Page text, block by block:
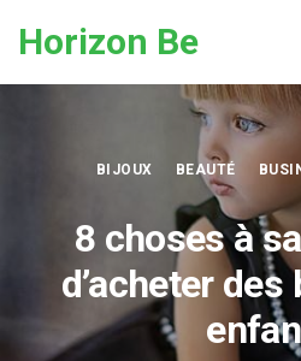
Horizon Be
BIJOUX BEAUTÉ
8 choses à
d’acheter